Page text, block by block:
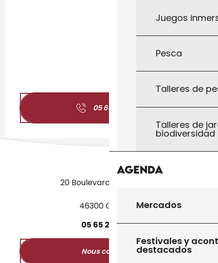
Juegos
Pesca
Talleres de
Talleres de
biodiversidad
Agenda
Mercados
Festivales y
destacados
05 65 31 06 ▒▒
20 Boulevard des Martyrs
46300 Gourdon
05 65 27 5250
Nous contacter